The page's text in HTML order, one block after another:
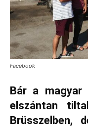
Facebook
Bár a magyar
elszántan
Brüsszelben,